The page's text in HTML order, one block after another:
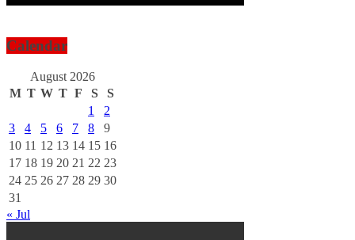
Calendar
August 2026
M T W T F S
S
1
2
3
4 5 6 7 8
9
10 11 12 13 14 15 16
17 18 19 20 21 22 23
24 25 26 27 28 29 30
31
« Jul